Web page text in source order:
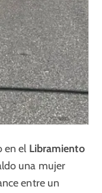
en el Libramiento
una mujer
entre un